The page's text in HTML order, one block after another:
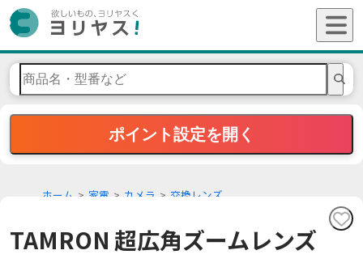
ポイント設定を開く
ホーム 家電 カメラ 交換レンズ
TAMRON 超広角ズームレンズ